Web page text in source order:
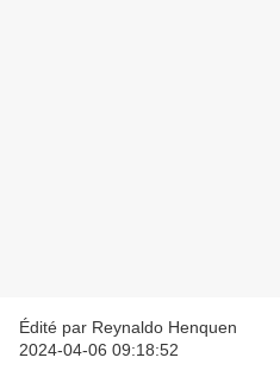
Édité par Reynaldo Henquen
2024-04-06 09:18:52